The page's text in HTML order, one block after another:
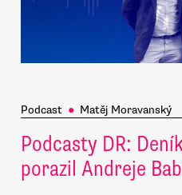
Podcast ● Matěj Moravanský
Podcasty DR:
porazil Andreje